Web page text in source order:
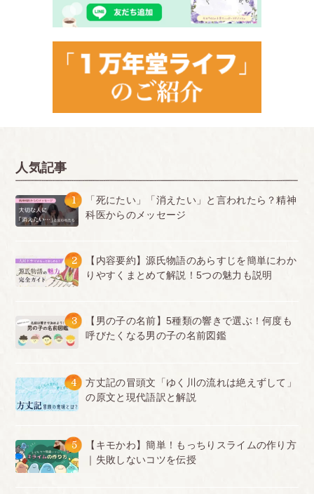
人気記事
1
「死にたい」「消えたい」と言われたら？精神
科医からのメッセージ
2
【内容要約】源氏物語のあらすじを簡単にわか
りやすくまとめて解説！5つの魅力も説明
3
【男の子の名前】5種類の響きで選ぶ！何度も
呼びたくなる男の子の名前図鑑
4
方丈記の冒頭文「ゆく川の流れは絶えずして」
の原文と現代語訳と解説
5
【キモかわ】簡単！もっちりスライムの作り方
｜失敗しないコツを伝授